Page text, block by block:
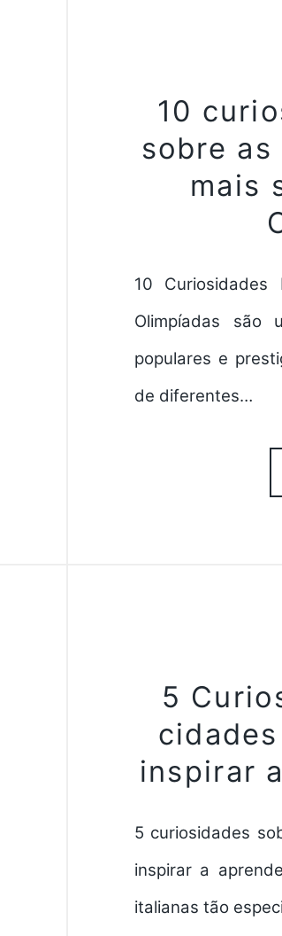
10
sobre
mais
10 Curiosidades
Olimpíadas são
populares e
de diferentes…
5
inspirar
5 curiosidades
inspirar a
italianas tão